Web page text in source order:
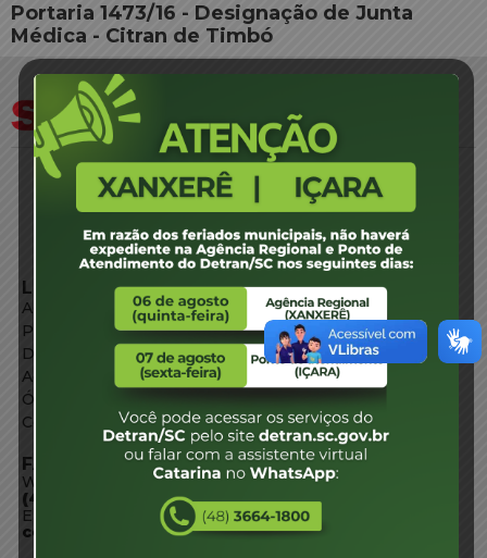
Portaria 1473/16 - Designação de Junta
Médica - Citran de Timbó
LINKS EXTERNOS
Agência de Notícias
Portal de Serviços
Diário Oficial
Acesso à Informação
Órgãos do Governo
Conheça SC
FALE CONOSCO
WhatsApp:
(48) 3664-1800
E-mail:
centraldeinformacoes@detran.sc.gov.br